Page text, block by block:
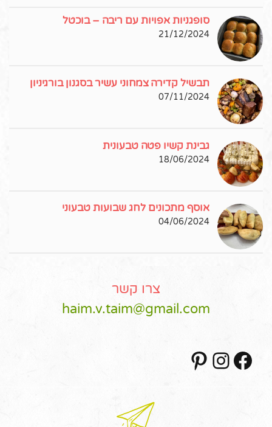
סופגניות אפויות עם ריבה – בוכטל
21/12/2024
תבשיל קדירה צמחוני עשיר בסגנון בורגיניון
07/11/2024
גבינת קשיו פטה טבעונית
18/06/2024
אוסף מתכונים לחג שבועות טבעוני
04/06/2024
צרו קשר
haim.v.taim@gmail.com
Facebook
Instagram